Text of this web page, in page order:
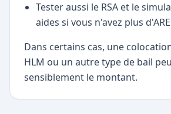
Tester aussi le RSA et le
aides si vous n'avez plus
Dans certains cas, une
HLM ou un autre type de bail
sensiblement le montant.